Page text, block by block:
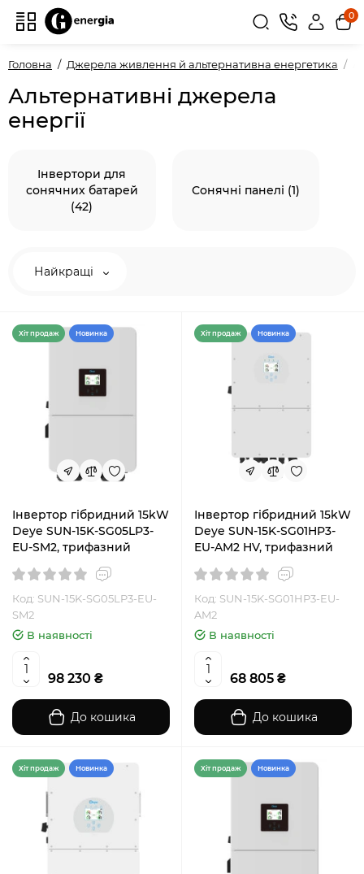
0
Головна Джерела живлення й альтернативна енергетика
Альтернативні джерела
енергії
Інвертори для
сонячних батарей
(42)
Сонячні панелі (1)
Найкращі
Хiт продаж Новинка
Інвертор гібридний 15kW
Deye SUN-15K-SG05LP3-
EU-SM2, трифазний
Код: SUN-15K-SG05LP3-EU-
SM2
В наявності
98 230 ₴
До кошика
Хiт продаж Новинка
Інвертор гібридний 15kW
Deye SUN-15K-SG01HP3-
EU-AM2 HV, трифазний
Код: SUN-15K-SG01HP3-EU-
AM2
В наявності
68 805 ₴
До кошика
Хiт продаж Новинка Хiт продаж Новинка